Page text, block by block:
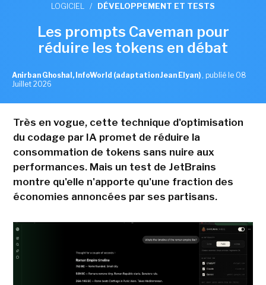
LOGICIEL / DÉVELOPPEMENT ET TESTS
Les prompts Caveman pour
réduire les tokens en débat
Anirban Ghoshal, InfoWorld (adaptation Jean Elyan) , publié le 08
Juillet 2026
Très en vogue, cette technique d'optimisation
du codage par IA promet de réduire la
consommation de tokens sans nuire aux
performances. Mais un test de JetBrains
montre qu'elle n'apporte qu'une fraction des
économies annoncées par ses partisans.